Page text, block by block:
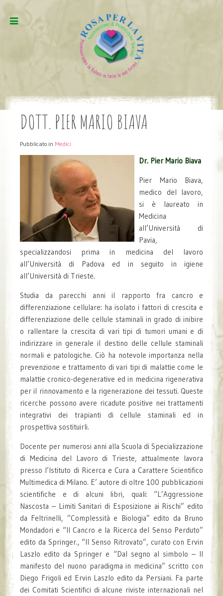
DOTT. PIER MARIO BIAVA
Pubblicato in Medici
Dr. Pier Mario Biava
Pier Mario Biava,
medico del lavoro,
si è laureato in
Medicina
all’Università di
Pavia,
specializzandosi prima in medicina del lavoro
all’Università di Padova ed in seguito in igiene
all’Università di Trieste.
Studia da parecchi anni il rapporto fra cancro e
differenziazione cellulare: ha isolato i fattori di crescita e
differenziazione delle cellule staminali in grado di inibire
o rallentare la crescita di vari tipi di tumori umani e di
indirizzare in generale il destino delle cellule staminali
normali e patologiche. Ciò ha notevole importanza nella
prevenzione e trattamento di vari tipi di malattie come le
malattie cronico-degenerative ed in medicina rigenerativa
per il rinnovamento e la rigenerazione dei tessuti. Queste
ricerche possono avere ricadute positive nei trattamenti
integrativi dei trapianti di cellule staminali ed in
prospettiva sostituirli.
Docente per numerosi anni alla Scuola di Specializzazione
di Medicina del Lavoro di Trieste, attualmente lavora
presso l’Istituto di Ricerca e Cura a Carattere Scientifico
Multimedica di Milano. E’ autore di oltre 100 pubblicazioni
scientifiche e di alcuni libri, quali: “L’Aggressione
Nascosta – Limiti Sanitari di Esposizione ai Rischi” edito
da Feltrinelli, ”Complessità e Biologia” edito da Bruno
Mondadori e “Il Cancro e la Ricerca del Senso Perduto”
edito da Springer., “Il Senso Ritrovato”, curato con Ervin
Laszlo edito da Springer e “Dal segno al simbolo – Il
manifesto del nuono paradigma in medicina” scritto con
Diego Frigoli ed Ervin Laszlo edito da Persiani. Fa parte
dei Comitati Scientifici di alcune riviste internazionali nel